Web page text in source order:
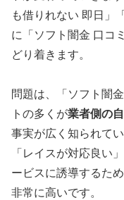
も借りれない 即日」
に「ソフト闇金 口コ
どり着きます。
問題は、「ソフト闇
トの多くが業者側の
事実が広く知られて
「レイスが対応良い
ービスに誘導するた
非常に高いです。